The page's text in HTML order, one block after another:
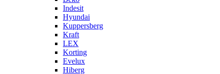
Indesit
Hyundai
Kuppersberg
Kraft
LEX
Korting
Evelux
Hiberg